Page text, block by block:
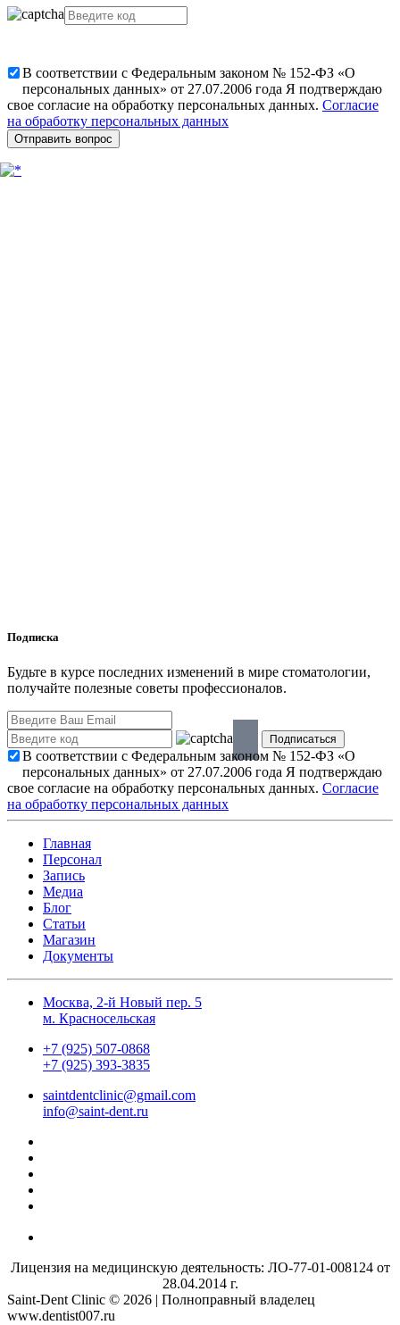
В соответствии с Федеральным законом № 152-ФЗ «О
персональных данных» от 27.07.2006 года Я подтверждаю
свое согласие на обработку персональных данных. Согласие
на обработку персональных данных
Подписка
Будьте в курсе последних изменений в мире стоматологии,
получайте полезные советы профессионалов.
В соответствии с Федеральным законом № 152-ФЗ «О
персональных данных» от 27.07.2006 года Я подтверждаю
свое согласие на обработку персональных данных. Согласие
на обработку персональных данных
Главная
Персонал
Запись
Медиа
Блог
Статьи
Магазин
Документы
Москва, 2-й Новый пер. 5
м. Красносельская
+7 (925) 507-0868
+7 (925) 393-3835
saintdentclinic@gmail.com
info@saint-dent.ru
Лицензия на медицинскую деятельность: ЛО-77-01-008124 от
28.04.2014 г.
Saint-Dent Clinic © 2026 | Полноправный владелец
www.dentist007.ru